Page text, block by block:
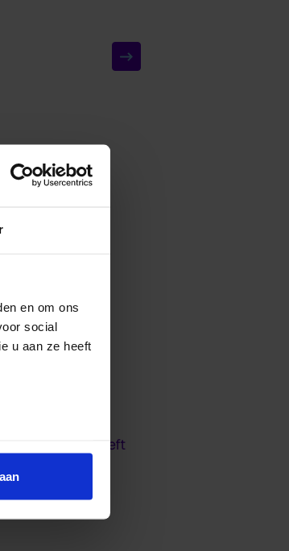
en om ons
social
u aan ze heeft
of kreet om
Elke emotie heeft
CO2-